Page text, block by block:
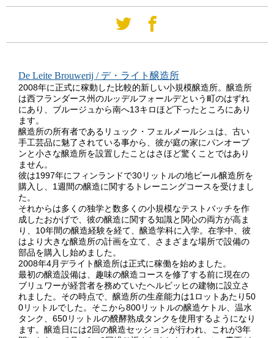
De Leite Brouwerij / デ・ライト醸造所
2008年に正式に稼動した比較的新しい小規模醸造所。醸造所
は西フランダース州のルッデルフォールデという町のはずれ
にあり、ブルージュから南へ13キロほど下ったところにあり
ます。
醸造所の所有者であるリュック・フェルメールシュは、古い
手工芸品に魅了されている事から、彼が庭の家にパンオーブ
ンと小さな醸造所を設置したことはさほど驚くことではあり
ません。
彼は1997年にフィンランドで30リットルの地ビール醸造所を
購入し、1週間の醸造に関するトレーニングコースを受けまし
た。
それからは多くの独学と数多くの小規模なテストバッチを作
成したおかげで、彼の醸造に関する知識と関心の両方が高ま
り、10年間の醸造経験を経て、醸造学科に入学。在学中、彼
はより大きな醸造所の計画を立て、さまざまな場所で設備の
部品を購入し始めました。
2008年4月デライト醸造所は正式に稼働を始めました。
最初の醸造設備は、趣味の醸造コースを修了する前に現在の
ブリュワーが経営者を務めていたヘルビッヒの建物に設立さ
れました。その時点で、醸造所の生産能力は1ロットあたり50
0リットルでした。そこから800リットルの醸造ケトル、温水
タンク、650リットルの醗酵熟成タンクを使用するようになり
ます。醸造日には2回の醸造セッションが行われ、これが3年